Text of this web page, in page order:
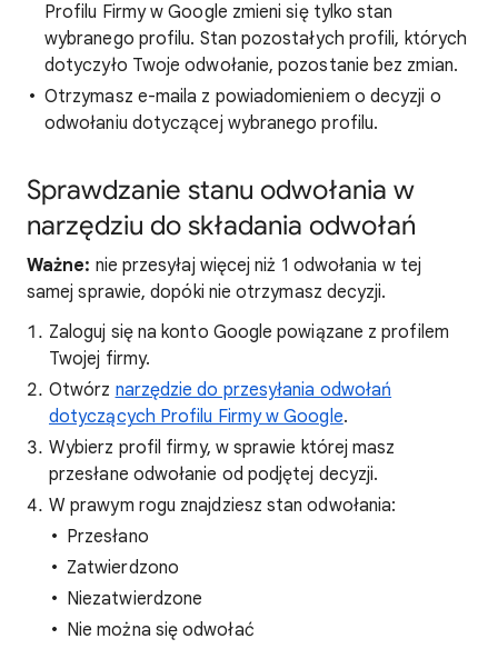
Profilu Firmy w Google zmieni się tylko stan
wybranego profilu. Stan pozostałych profili, których
dotyczyło Twoje odwołanie, pozostanie bez zmian.
Otrzymasz e-maila z powiadomieniem o decyzji o
odwołaniu dotyczącej wybranego profilu.
Sprawdzanie stanu odwołania w
narzędziu do składania odwołań
Ważne: nie przesyłaj więcej niż 1 odwołania w tej
samej sprawie, dopóki nie otrzymasz decyzji.
Zaloguj się na konto Google powiązane z profilem
Twojej firmy.
Otwórz narzędzie do przesyłania odwołań
dotyczących Profilu Firmy w Google.
Wybierz profil firmy, w sprawie której masz
przesłane odwołanie od podjętej decyzji.
W prawym rogu znajdziesz stan odwołania:
Przesłano
Zatwierdzono
Niezatwierdzone
Nie można się odwołać